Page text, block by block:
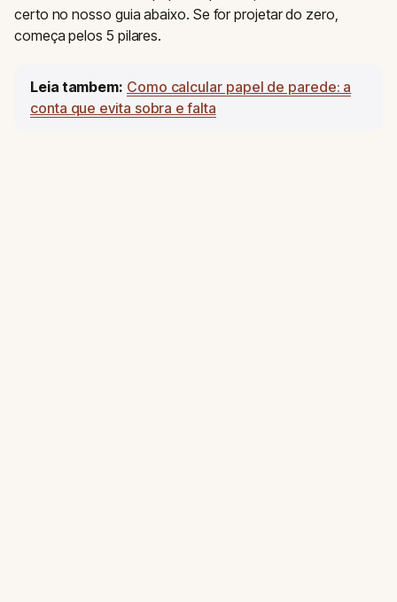
certo no nosso guia abaixo. Se for projetar do zero,
começa pelos 5 pilares.
Leia tambem: Como calcular papel de parede: a
conta que evita sobra e falta